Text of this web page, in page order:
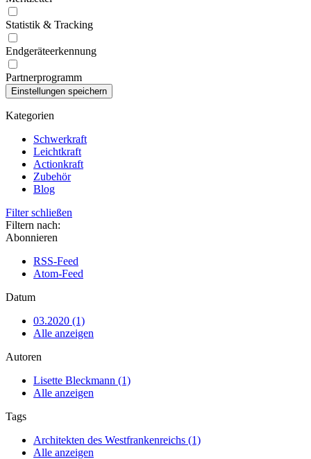
Statistik & Tracking
Endgeräteerkennung
Partnerprogramm
Kategorien
Schwerkraft
Leichtkraft
Actionkraft
Zubehör
Blog
Filter schließen
Filtern nach:
Abonnieren
RSS-Feed
Atom-Feed
Datum
03.2020 (1)
Alle anzeigen
Autoren
Lisette Bleckmann (1)
Alle anzeigen
Tags
Architekten des Westfrankenreichs (1)
Alle anzeigen